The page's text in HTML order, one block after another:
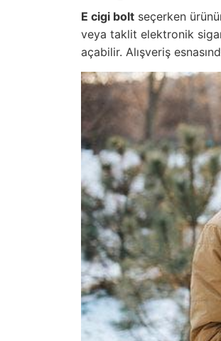
E cigi bolt seçerken
veya taklit elektronik
açabilir. Alışveriş